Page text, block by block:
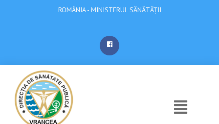
ROMÂNIA - MINISTERUL SĂNĂTĂȚII